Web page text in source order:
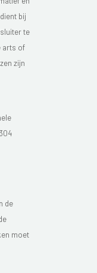
bij
te
arts of
zijn
de
moet